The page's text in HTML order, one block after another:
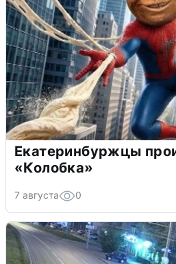
Екатеринбуржцы
«Колобка»
7 августа 0